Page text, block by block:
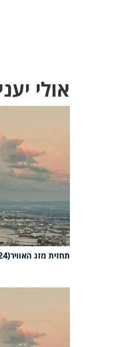
אולי
תחזית מזג האוויר(19/07/24):חם מהרגיל לעונה